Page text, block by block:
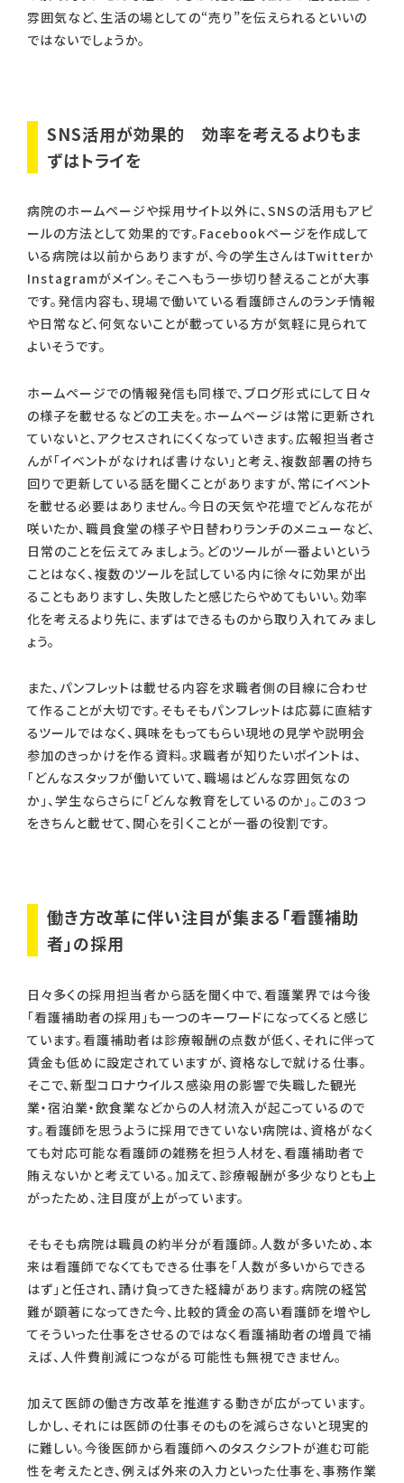
雰囲気など、生活の場としての“売り”を伝えられるといいの
ではないでしょうか。
SNS活用が効果的 効率を考えるよりもま
ずはトライを
病院のホームページや採用サイト以外に、SNSの活用もアピ
ールの方法として効果的です。Facebookページを作成して
いる病院は以前からありますが、今の学生さんはTwitterか
Instagramがメイン。そこへもう一歩切り替えることが大事
です。発信内容も、現場で働いている看護師さんのランチ情報
や日常など、何気ないことが載っている方が気軽に見られて
よいそうです。
ホームページでの情報発信も同様で、ブログ形式にして日々
の様子を載せるなどの工夫を。ホームページは常に更新され
ていないと、アクセスされにくくなっていきます。広報担当者さ
んが「イベントがなければ書けない」と考え、複数部署の持ち
回りで更新している話を聞くことがありますが、常にイベント
を載せる必要はありません。今日の天気や花壇でどんな花が
咲いたか、職員食堂の様子や日替わりランチのメニューなど、
日常のことを伝えてみましょう。どのツールが一番よいという
ことはなく、複数のツールを試している内に徐々に効果が出
ることもありますし、失敗したと感じたらやめてもいい。効率
化を考えるより先に、まずはできるものから取り入れてみまし
ょう。
また、パンフレットは載せる内容を求職者側の目線に合わせ
て作ることが大切です。そもそもパンフレットは応募に直結す
るツールではなく、興味をもってもらい現地の見学や説明会
参加のきっかけを作る資料。求職者が知りたいポイントは、
「どんなスタッフが働いていて、職場はどんな雰囲気なの
か」、学生ならさらに「どんな教育をしているのか」。この３つ
をきちんと載せて、関心を引くことが一番の役割です。
働き方改革に伴い注目が集まる「看護補助
者」の採用
日々多くの採用担当者から話を聞く中で、看護業界では今後
「看護補助者の採用」も一つのキーワードになってくると感じ
ています。看護補助者は診療報酬の点数が低く、それに伴って
賃金も低めに設定されていますが、資格なしで就ける仕事。
そこで、新型コロナウイルス感染用の影響で失職した観光
業・宿泊業・飲食業などからの人材流入が起こっているので
す。看護師を思うように採用できていない病院は、資格がなく
ても対応可能な看護師の雑務を担う人材を、看護補助者で
賄えないかと考えている。加えて、診療報酬が多少なりとも上
がったため、注目度が上がっています。
そもそも病院は職員の約半分が看護師。人数が多いため、本
来は看護師でなくてもできる仕事を「人数が多いからできる
はず」と任され、請け負ってきた経緯があります。病院の経営
難が顕著になってきた今、比較的賃金の高い看護師を増やし
てそういった仕事をさせるのではなく看護補助者の増員で補
えば、人件費削減につながる可能性も無視できません。
加えて医師の働き方改革を推進する動きが広がっています。
しかし、それには医師の仕事そのものを減らさないと現実的
に難しい。今後医師から看護師へのタスクシフトが進む可能
性を考えたとき、例えば外来の入力といった仕事を、事務作業